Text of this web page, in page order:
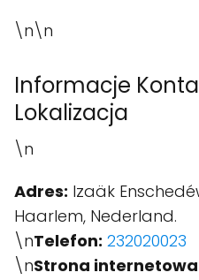
\n\n
Informacje
Lokalizacja
\n
Adres: Izaäk
Haarlem, Nederland.
\nTelefon: 232020023
\nStrona